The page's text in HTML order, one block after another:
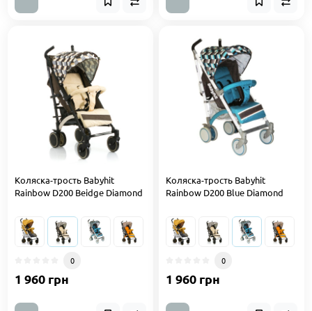
Коляска-трость Babyhit
Rainbow D200 Beidge Diamond
0
1 960 грн
Коляска-трость Babyhit
Rainbow D200 Blue Diamond
0
1 960 грн